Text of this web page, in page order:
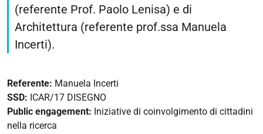
delle-
scienze
Public
engagement:
progetto
Ferrara
delle
Scienze
(referente Prof. Paolo Lenisa) e di
Architettura (referente prof.ssa Manuela
Incerti).
Referente: Manuela Incerti
SSD: ICAR/17 DISEGNO
Public engagement: Iniziative di coinvolgimento di cittadini
nella ricerca